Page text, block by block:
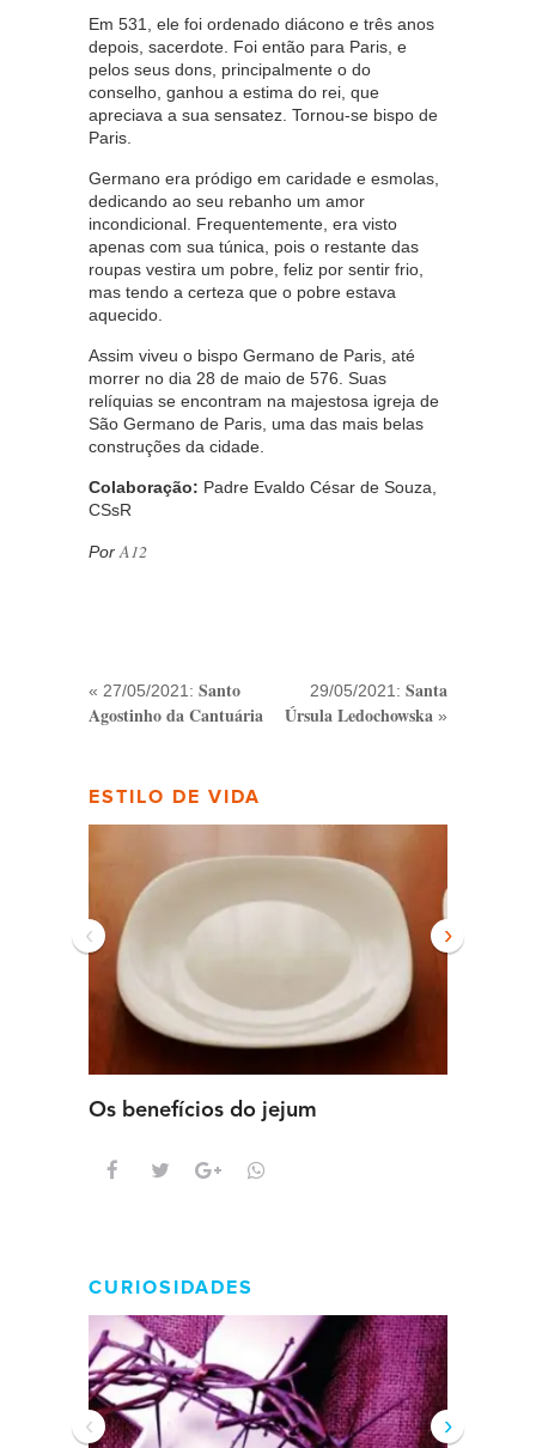
Em 531, ele foi ordenado diácono e três anos
depois, sacerdote. Foi então para Paris, e
pelos seus dons, principalmente o do
conselho, ganhou a estima do rei, que
apreciava a sua sensatez. Tornou-se bispo de
Paris.
Germano era pródigo em caridade e esmolas,
dedicando ao seu rebanho um amor
incondicional. Frequentemente, era visto
apenas com sua túnica, pois o restante das
roupas vestira um pobre, feliz por sentir frio,
mas tendo a certeza que o pobre estava
aquecido.
Assim viveu o bispo Germano de Paris, até
morrer no dia 28 de maio de 576. Suas
relíquias se encontram na majestosa igreja de
São Germano de Paris, uma das mais belas
construções da cidade.
Colaboração: Padre Evaldo César de Souza,
CSsR
Por A12
« 27/05/2021: Santo
Agostinho da Cantuária
29/05/2021: Santa
Úrsula Ledochowska »
ESTILO DE VIDA
Os benefícios do jejum
‹ ›
CURIOSIDADES
‹ ›